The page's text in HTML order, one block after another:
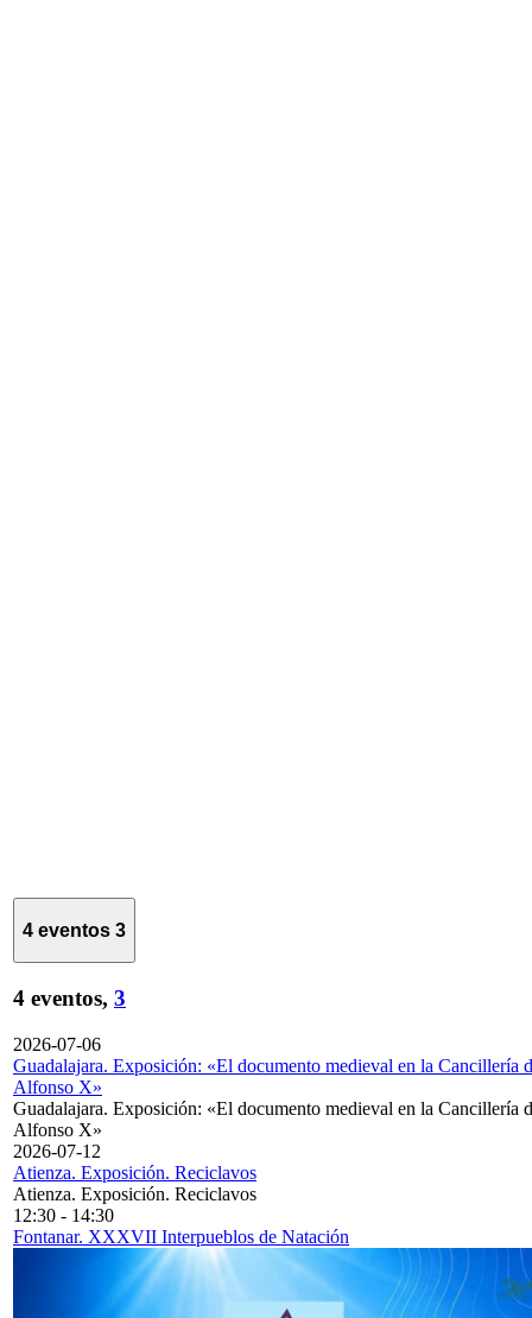
4 eventos 3
4 eventos, 3
2026-07-06
Guadalajara. Exposición: «El documento medieval en la Cancillería
Alfonso X»
Guadalajara. Exposición: «El documento medieval en la Cancillería
Alfonso X»
2026-07-12
Atienza. Exposición. Reciclavos
Atienza. Exposición. Reciclavos
12:30 - 14:30
Fontanar. XXXVII Interpueblos de Natación